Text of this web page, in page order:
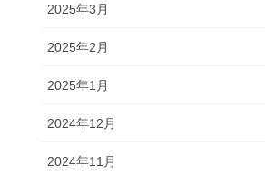
2025年3月
2025年2月
2025年1月
2024年12月
2024年11月